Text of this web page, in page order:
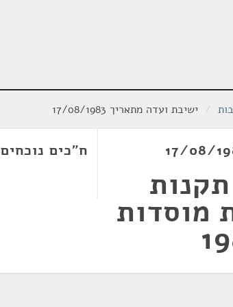
/ ישיבת ועדה מתאריך 17/08/1983
מוסדות
ח"כים נוכחים